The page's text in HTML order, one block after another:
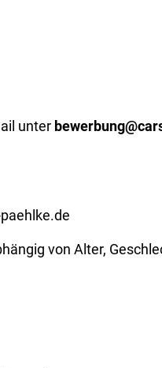
unter
von Alter,